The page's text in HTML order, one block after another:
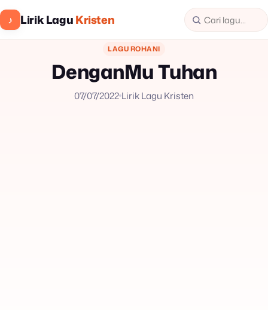
♪ Lirik LaguKristen
LAGU ROHANI
DenganMu Tuhan
07/07/2022 Lirik Lagu Kristen